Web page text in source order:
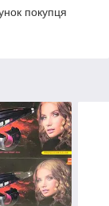
покупця